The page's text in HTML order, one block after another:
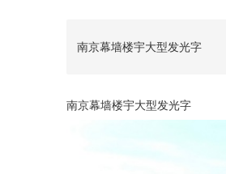
南京幕墙楼宇大型发光字
南京幕墙楼宇大型发光字